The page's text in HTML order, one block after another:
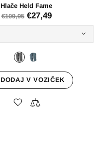
Podkapa Held bombaž
€4,95
DODAJ V VOZIČEK